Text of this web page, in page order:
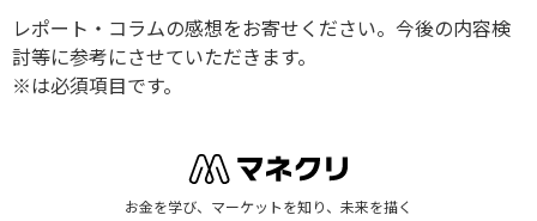
レポート・コラムの感想をお寄せください。今後の内容検
討等に参考にさせていただきます。
※は必須項目です。
お金を学び、マーケットを知り、未来を描く